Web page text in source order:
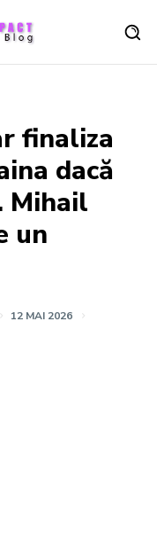
finaliza
dacă
Mihail
un
12 MAI 2026